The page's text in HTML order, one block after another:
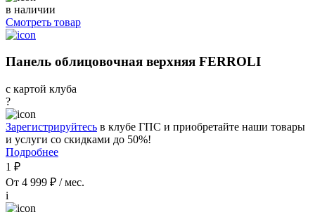
в наличии
Смотреть товар
Панель облицовочная верхняя FERROLI
с картой клуба
?
Зарегистрируйтесь в клубе ГПС и приобретайте наши товары
и услуги со скидками до 50%!
Подробнее
1 ₽
От 4 999 ₽ / мес.
i